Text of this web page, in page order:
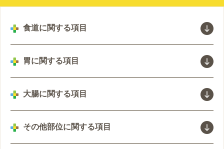
食道に関する項目
食道静脈瘤
好酸球性食道炎
食道がん（食道扁平上皮がん）
胃に関する項目
胃がん
萎縮性胃炎
大腸に関する項目
下痢症
その他部位に関する項目